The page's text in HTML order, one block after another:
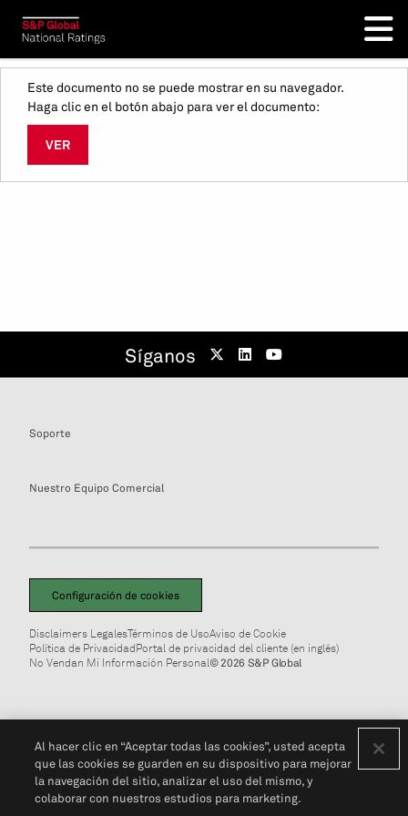
Este documento no se puede mostrar en su navegador.
Haga clic en el botón abajo para ver el documento:
VER
Síganos
Soporte
Nuestro Equipo Comercial
Configuración de cookies
Disclaimers LegalesTérminos de UsoAviso de Cookie
Política de PrivacidadPortal de privacidad del cliente (en inglés)
No Vendan Mi Información Personal© 2026 S&P Global
Al hacer clic en “Aceptar todas las cookies”, usted acepta
que las cookies se guarden en su dispositivo para mejorar
la navegación del sitio, analizar el uso del mismo, y
colaborar con nuestros estudios para marketing.